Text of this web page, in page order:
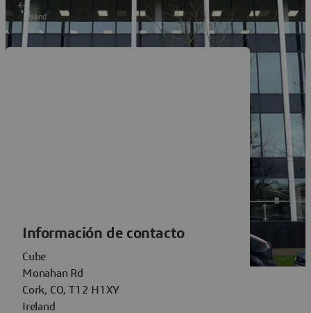
Ireland
Información de contacto
Cube
Monahan Rd
Cork, CO, T12 H1XY
Ireland